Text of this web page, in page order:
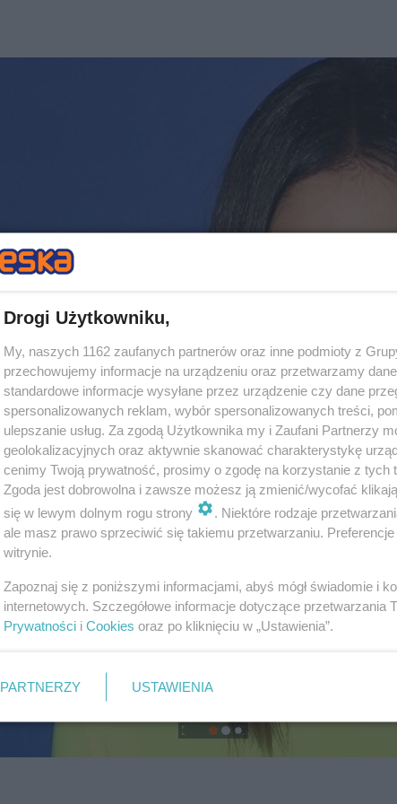
Drogi Użytkowniku,
My, naszych 1162 zaufanych partnerów oraz inne podmioty z
przechowujemy informacje na urządzeniu oraz przetwarzamy
standardowe informacje wysyłane przez urządzenie czy dane
spersonalizowanych reklam, wybór spersonalizowanych treści,
ulepszanie usług. Za zgodą Użytkownika my i Zaufani Partnerzy
geolokalizacyjnych oraz aktywnie skanować charakterystykę
cenimy Twoją prywatność, prosimy o zgodę na korzystanie z tych
Zgoda jest dobrowolna i zawsze możesz ją zmienić/wycofać
się w lewym dolnym rogu strony
. Niektóre rodzaje
ale masz prawo sprzeciwić się takiemu przetwarzaniu.
witrynie.
Zapoznaj się z poniższymi informacjami, abyś mógł świadomie i
internetowych. Szczegółowe informacje dotyczące przetwarzania
Prywatności i Cookies oraz po kliknięciu w „Ustawienia”.
PARTNERZY USTAWIENIA